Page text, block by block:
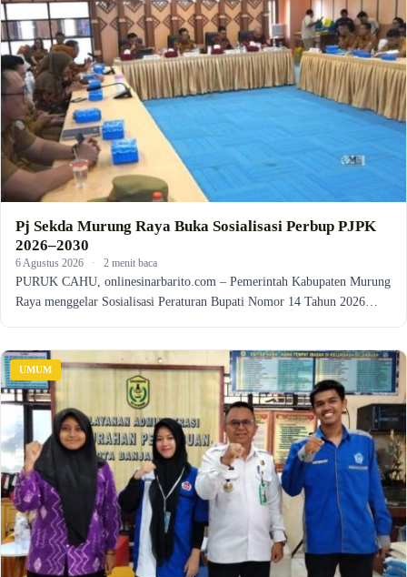
Pj Sekda Murung Raya Buka Sosialisasi Perbup PJPK
2026–2030
6 Agustus 2026 · 2 menit baca
PURUK CAHU, onlinesinarbarito.com – Pemerintah Kabupaten Murung
Raya menggelar Sosialisasi Peraturan Bupati Nomor 14 Tahun 2026…
UMUM